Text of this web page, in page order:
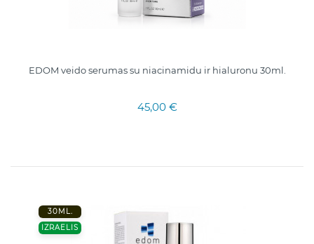
EDOM veido serumas su niacinamidu ir hialuronu 30ml.
45,00 €
30ML.
IZRAELIS